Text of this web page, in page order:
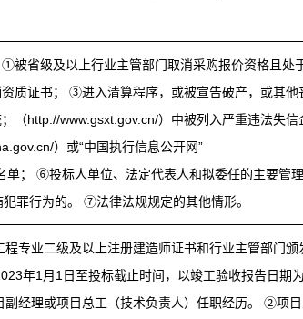
被省级及以上行业主管部门取消采购报价资格且处
质证书； ③进入清算程序，或被宣告破产，或其他
（http://www.gsxt.gov.cn/）中被列入严重违法失信
）或“中国执行信息公开网”
单； ⑥投标人单位、法定代表人和拟委任的主要管理
罪行为的。 ⑦法律法规规定的其他情形。
专业二级及以上注册建造师证书和行业主管部门颁
年1月1日至投标截止时间，以竣工验收报告日期
经理或项目总工（技术负责人）任职经历。 ②项